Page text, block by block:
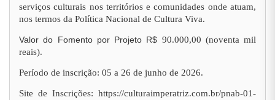
serviços culturais nos territórios e comunidades onde atuam,
nos termos da Política Nacional de Cultura Viva.
Valor do Fomento por Projeto R$ 90.000,00 (noventa mil
reais).
Período de inscrição: 05 a 26 de junho de 2026.
Site de Inscrições: https://culturaimperatriz.com.br/pnab-01-